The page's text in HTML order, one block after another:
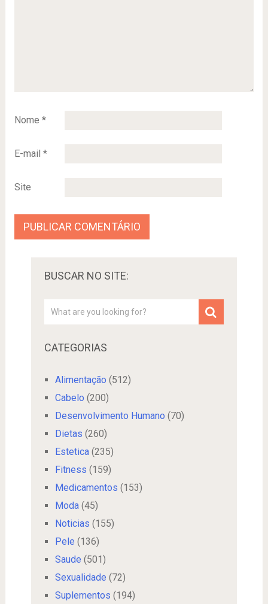
Nome *
E-mail *
Site
BUSCAR NO SITE:
CATEGORIAS
Alimentação (512)
Cabelo (200)
Desenvolvimento Humano (70)
Dietas (260)
Estetica(235)
Fitness (159)
Medicamentos (153)
Moda(45)
Noticias (155)
Pele (136)
Saude (501)
Sexualidade (72)
Suplementos (194)